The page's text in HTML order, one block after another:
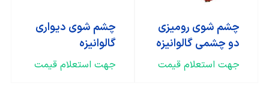
چشم شوی رومیزی
دو چشمی گالوانیزه
جهت استعلام قیمت
چشم شوی دیواری
گالوانیزه
جهت استعلام قیمت